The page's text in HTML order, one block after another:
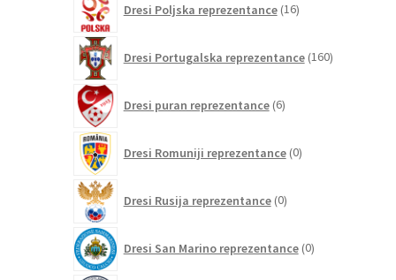
Dresi Poljska reprezentance 16izdelkov
Dresi Portugalska reprezentance 160izdelkov
Dresi puran reprezentance 6izdelkov
Dresi Romuniji reprezentance 0izdelkov
Dresi Rusija reprezentance 0izdelkov
Dresi San Marino reprezentance 0izdelkov